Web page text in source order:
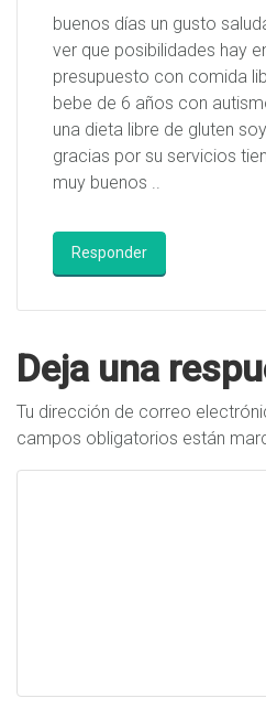
buenos días un gusto
ver que posibilidades hay
presupuesto con comida
bebe de 6 años con
una dieta libre de gluten
gracias por su servicios
muy buenos ..
Responder
Deja una
Tu dirección de correo
campos obligatorios están